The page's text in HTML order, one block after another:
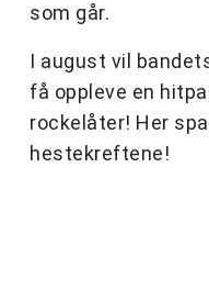
som går.
I august vil
få oppleve en
rockelåter! Her
hestekreftene!